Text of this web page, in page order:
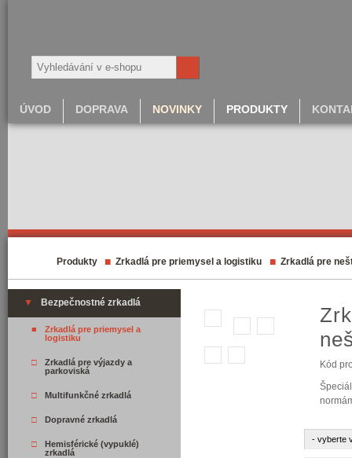
ÚVOD DOPRAVA NOVINKY PRODUKTY
▼ Bezpečnostné zrkadlá
■
Zrkadlá pre priemysel a
logistiku
□
Zrkadlá pre výjazdy a
parkoviská
□ Multifunkčné zrkadlá
□ Dopravné zrkadlá
□
Hemisférické (vypuklé)
zrkadlá
Produkty ■ Zrkadlá pre priemysel a logistiku ■ Zrkadlá pre
Kód